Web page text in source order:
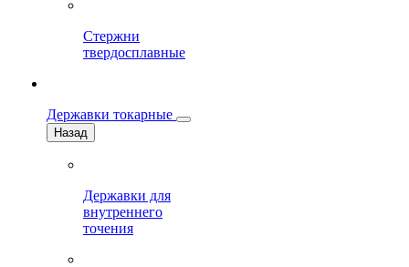
Стержни
твердосплавные
Державки токарные
Назад
Державки для
внутреннего
точения